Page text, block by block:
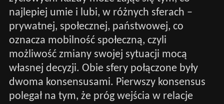
najlepiej umie i lubi, w różnych sferach –
prywatnej, społecznej, państwowej, co
oznacza mobilność społeczną, czyli
możliwość zmiany swojej sytuacji mocą
własnej decyzji. Obie sfery połączone były
dwoma konsensusami. Pierwszy konsensus
polegał na tym, że próg wejścia w relacje